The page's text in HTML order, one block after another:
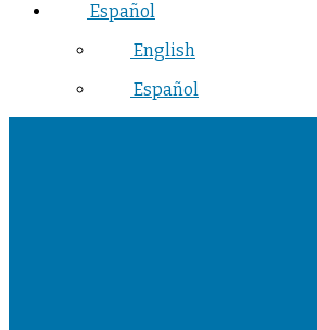
Español
English
Español